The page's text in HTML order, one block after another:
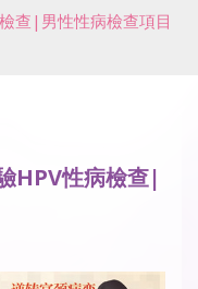
查|男性性病檢查項目
HPV性病檢查|